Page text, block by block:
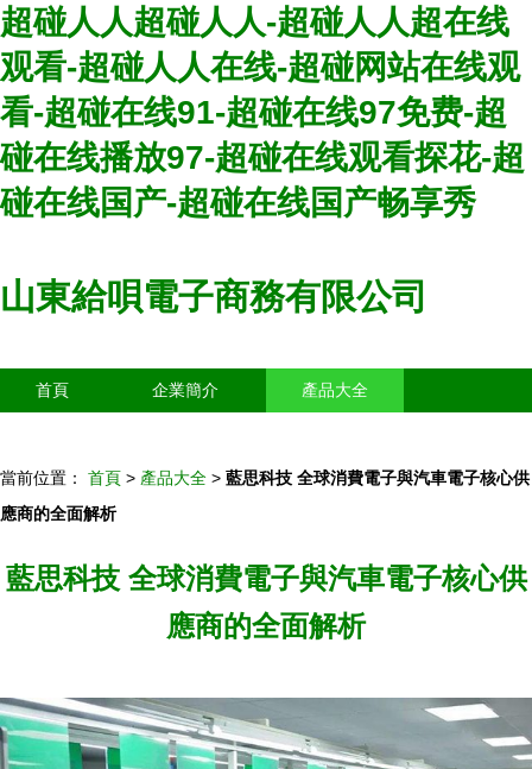
超碰人人超碰人人-超碰人人超在线
观看-超碰人人在线-超碰网站在线观
看-超碰在线91-超碰在线97免费-超
碰在线播放97-超碰在线观看探花-超
碰在线国产-超碰在线国产畅享秀
山東給唄電子商務有限公司
首頁 企業簡介 產品大全
當前位置： 首頁 > 產品大全 > 藍思科技 全球消費電子與汽車電子核心供
應商的全面解析
藍思科技 全球消費電子與汽車電子核心供
應商的全面解析